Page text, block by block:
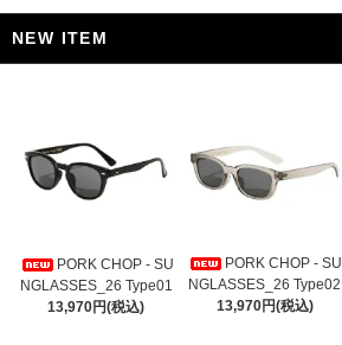
NEW ITEM
PORK CHOP - SU
NGLASSES_26 Type01
13,970円(税込)
PORK CHOP - SU
NGLASSES_26 Type02
13,970円(税込)